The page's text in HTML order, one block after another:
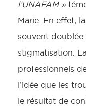
l’UNAFAM»
Marie. En effet,
souvent doublée
stigmatisation.
professionnels
l’idée que les
le résultat de